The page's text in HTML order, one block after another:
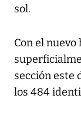
sol.
Con el
sección este
los 484